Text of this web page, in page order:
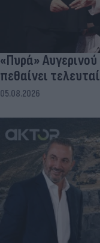
«Πυρά»
πεθαίνει
05.08.2026